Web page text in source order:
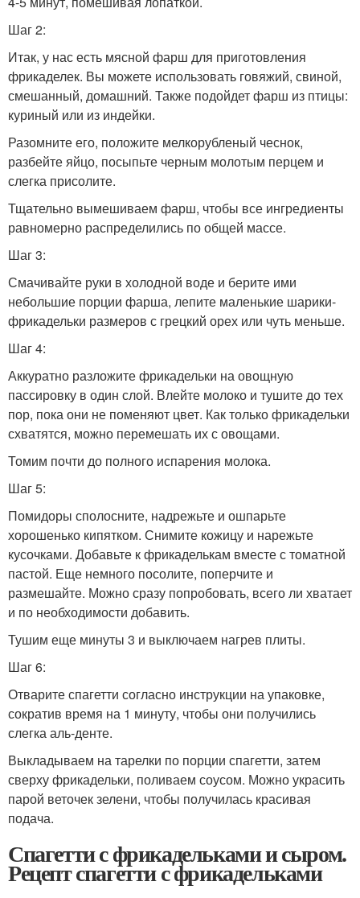
Шаг 2:
Итак, у нас есть мясной фарш для приготовления
фрикаделек. Вы можете использовать говяжий, свиной,
смешанный, домашний. Также подойдет фарш из птицы:
куриный или из индейки.
Разомните его, положите мелкорубленый чеснок,
разбейте яйцо, посыпьте черным молотым перцем и
слегка присолите.
Тщательно вымешиваем фарш, чтобы все ингредиенты
равномерно распределились по общей массе.
Шаг 3:
Смачивайте руки в холодной воде и берите ими
небольшие порции фарша, лепите маленькие шарики-
фрикадельки размеров с грецкий орех или чуть меньше.
Шаг 4:
Аккуратно разложите фрикадельки на овощную
пассировку в один слой. Влейте молоко и тушите до тех
пор, пока они не поменяют цвет. Как только фрикадельки
схватятся, можно перемешать их с овощами.
Томим почти до полного испарения молока.
Шаг 5:
Помидоры сполосните, надрежьте и ошпарьте
хорошенько кипятком. Снимите кожицу и нарежьте
кусочками. Добавьте к фрикаделькам вместе с томатной
пастой. Еще немного посолите, поперчите и
размешайте. Можно сразу попробовать, всего ли хватает
и по необходимости добавить.
Тушим еще минуты 3 и выключаем нагрев плиты.
Шаг 6:
Отварите спагетти согласно инструкции на упаковке,
сократив время на 1 минуту, чтобы они получились
слегка аль-денте.
Выкладываем на тарелки по порции спагетти, затем
сверху фрикадельки, поливаем соусом. Можно украсить
парой веточек зелени, чтобы получилась красивая
подача.
Спагетти с фрикадельками и сыром.
Рецепт спагетти с фрикадельками